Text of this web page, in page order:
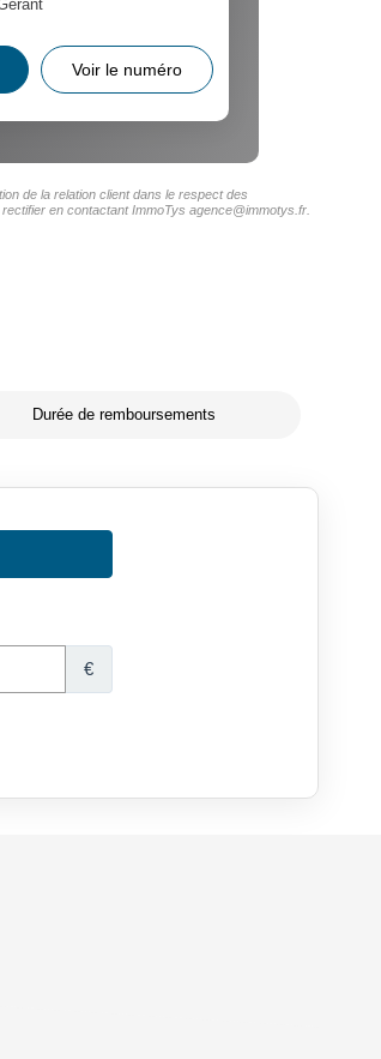
Voir le numéro
de la relation client dans le respect des
en contactant ImmoTys agence@immotys.fr.
Durée de remboursements